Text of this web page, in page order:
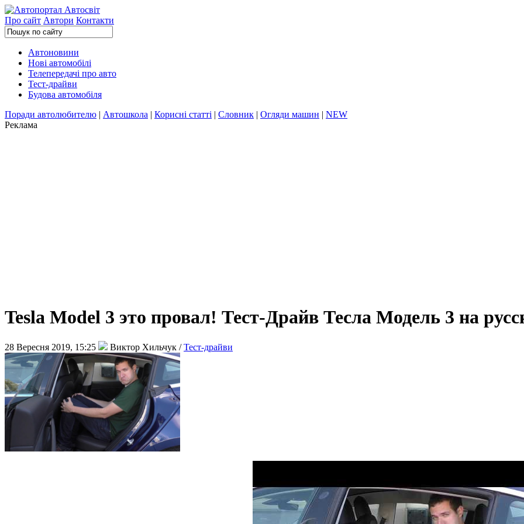
Про сайт Автори Контакти
Автоновини
Нові автомобілі
Телепередачі про авто
Тест-драйви
Будова автомобіля
Поради автолюбителю | Автошкола | Корисні статті | Словник | Огляди машин | NEW
Реклама
Tesla Model 3 это провал! Тест-Драйв Тесла Модель 3 на
28 Вересня 2019, 15:25 Виктор Хильчук /Тест-драйви